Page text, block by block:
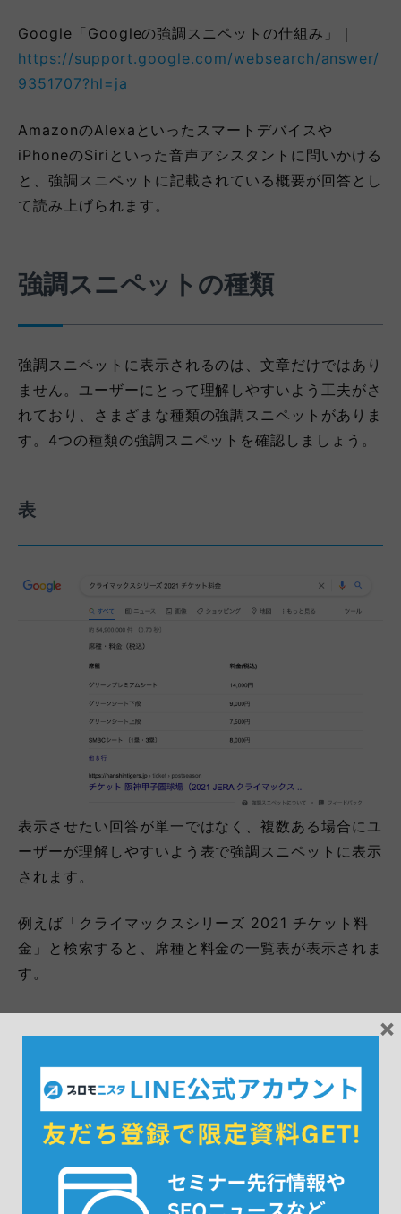
Google「Googleの強調スニペットの仕組み」｜
https://support.google.com/websearch/answer/
9351707?hl=ja
AmazonのAlexaといったスマートデバイスや
iPhoneのSiriといった音声アシスタントに問いかける
と、強調スニペットに記載されている概要が回答とし
て読み上げられます。
強調スニペットの種類
強調スニペットに表示されるのは、文章だけではあり
ません。ユーザーにとって理解しやすいよう工夫がさ
れており、さまざまな種類の強調スニペットがありま
す。4つの種類の強調スニペットを確認しましょう。
表
表示させたい回答が単一ではなく、複数ある場合にユ
ーザーが理解しやすいよう表で強調スニペットに表示
されます。
例えば「クライマックスシリーズ 2021 チケット料
金」と検索すると、席種と料金の一覧表が表示されま
す。
リスト
×